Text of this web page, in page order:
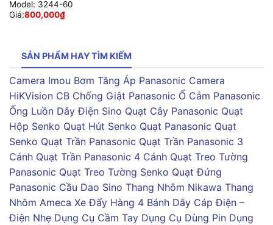
Model: 3244-60
Giá:800,000₫
SẢN PHẨM HAY TÌM KIẾM
Camera Imou Bơm Tăng Áp Panasonic Camera
HiKVision CB Chống Giật Panasonic Ổ Cắm Panasonic
Ống Luồn Dây Điện Sino Quạt Cây Panasonic Quạt
Hộp Senko Quạt Hút Senko Quạt Panasonic Quạt
Senko Quạt Trần Panasonic Quạt Trần Panasonic 3
Cánh Quạt Trần Panasonic 4 Cánh Quạt Treo Tường
Panasonic Quạt Treo Tường Senko Quạt Đứng
Panasonic Cầu Dao Sino Thang Nhôm Nikawa Thang
Nhôm Ameca Xe Đẩy Hàng 4 Bánh Dây Cáp Điện –
Điện Nhẹ Dụng Cụ Cầm Tay Dụng Cụ Dùng Pin Dụng